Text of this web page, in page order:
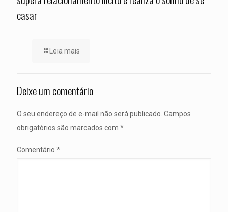
casar
Leia mais
Deixe um comentário
O seu endereço de e-mail não será publicado. Campos
obrigatórios são marcados com *
Comentário *